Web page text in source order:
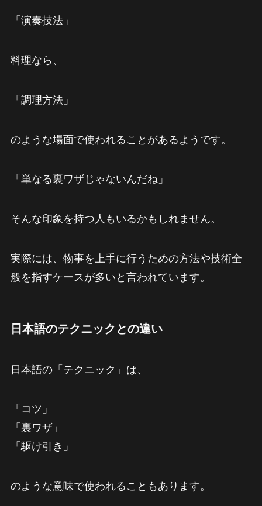
「演奏技法」
料理なら、
「調理方法」
のような場面で使われることがあるようです。
「単なる裏ワザじゃないんだね」
そんな印象を持つ人もいるかもしれません。
実際には、物事を上手に行うための方法や技術全
般を指すケースが多いと言われています。
日本語のテクニックとの違い
日本語の「テクニック」は、
「コツ」
「裏ワザ」
「駆け引き」
のような意味で使われることもあります。